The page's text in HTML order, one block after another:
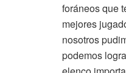
foráneos que
mejores
nosotros
podemos